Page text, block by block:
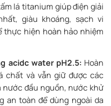
lá titanium giúp điện giải
giàu khoáng, sạch vi
thực hiện hoàn hảo nhiệm
acidc water pH2.5: Hoàn
chất và vẫn giữ được các
đầu nguồn, nước khử
an toàn để dùng ngoài da